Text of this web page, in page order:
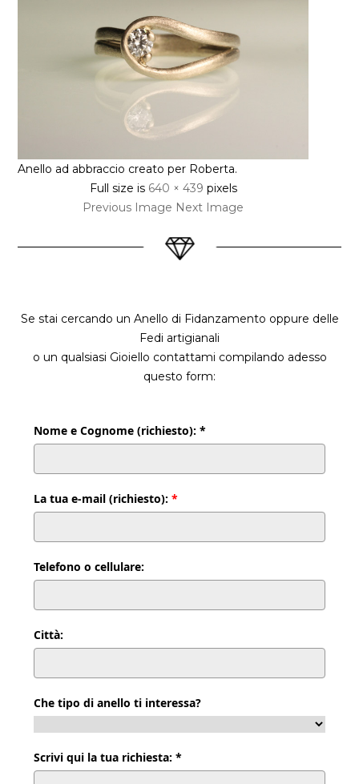
Anello ad abbraccio creato per Roberta.
Full size is 640 × 439 pixels
Previous Image Next Image
Se stai cercando un Anello di Fidanzamento oppure delle
Fedi artigianali
o un qualsiasi Gioiello contattami compilando adesso
questo form:
Nome e Cognome (richiesto): *
La tua e-mail (richiesto):*
Telefono o cellulare:
Città:
Che tipo di anello ti interessa?
Scrivi qui la tua richiesta: *